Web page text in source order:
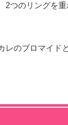
2つのリングを
レのブロマイド